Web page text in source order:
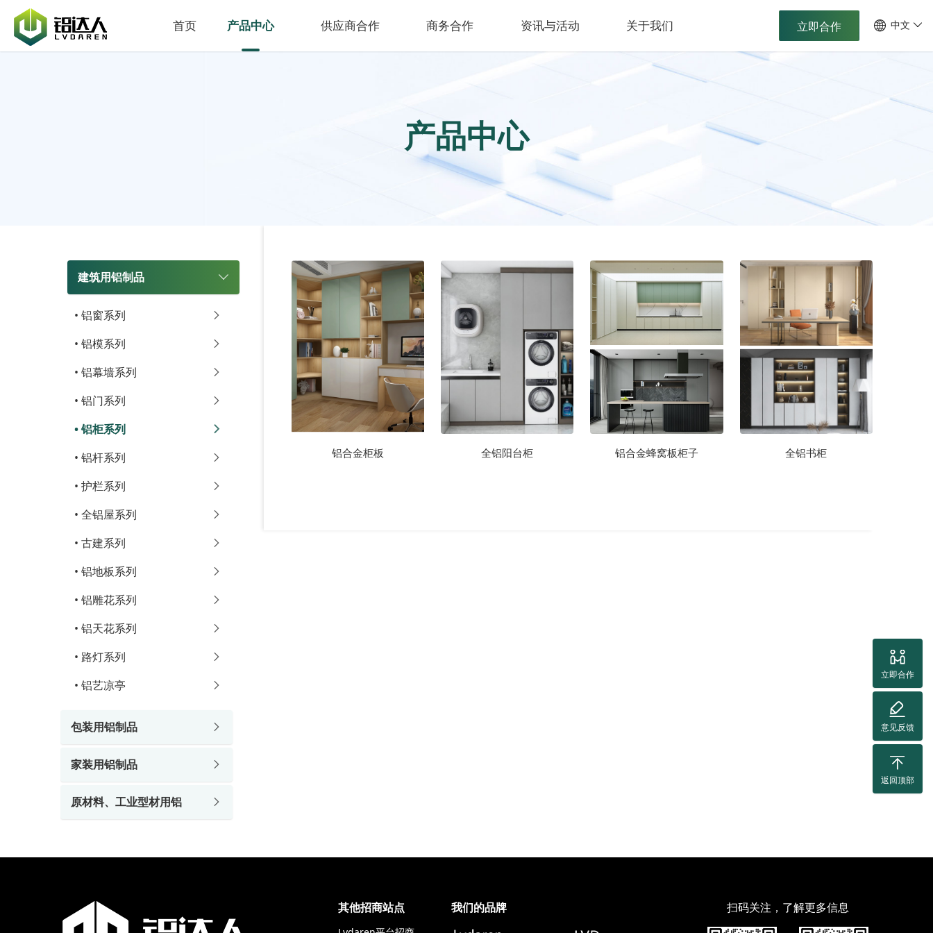
首页 产品中心 供应商合作 商务合作 资讯与活动 关于我们 中文
立即合作
产品中心
建筑用铝制品
• 铝窗系列
• 铝模系列
• 铝幕墙系列
• 铝门系列
•铝柜系列
• 铝杆系列
• 护栏系列
• 全铝屋系列
• 古建系列
• 铝地板系列
• 铝雕花系列
• 铝天花系列
• 路灯系列
• 铝艺凉亭
包装用铝制品
家装用铝制品
原材料、工业型材用铝
铝合金柜板 全铝阳台柜 铝合金蜂窝板柜子 全铝书柜
其他招商站点 我们的品牌 扫码关注，了解更多信息
立即合作
意见反馈
返回顶部